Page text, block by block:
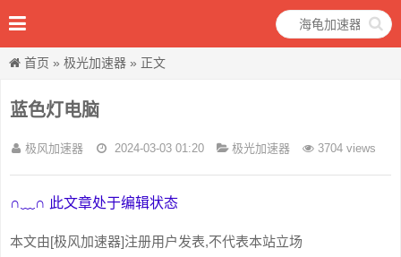
首页 » 极光加速器 » 正文
蓝色灯电脑
极风加速器 2024-03-03 01:20 极光加速器 3704 views
∩﹏∩ 此文章处于编辑状态
本文由[极风加速器]注册用户发表,不代表本站立场